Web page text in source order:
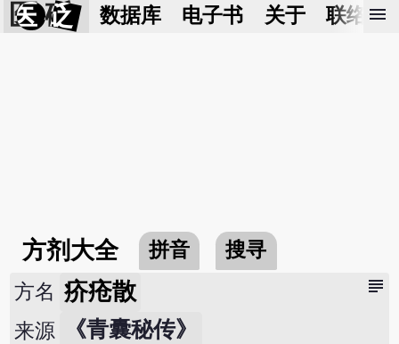
医 砭 数据库 电子书 关于 联络我
menu
方剂大全 拼音 搜寻
subject
方名 疥疮散
来源 《青囊秘传》